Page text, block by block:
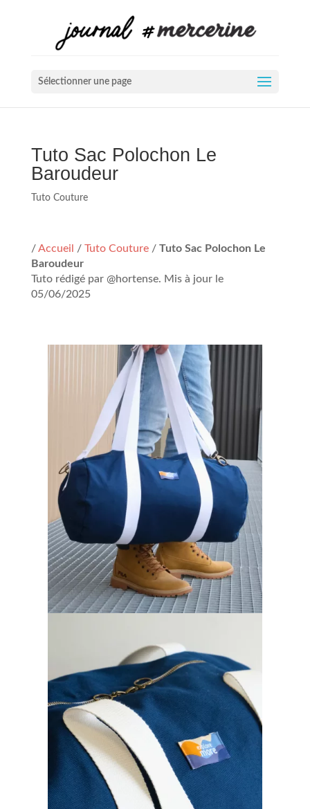
Sélectionner une page
Tuto Sac Polochon Le
Baroudeur
Tuto Couture
/Accueil / Tuto Couture/ Tuto Sac Polochon Le
Baroudeur
Tuto rédigé par @hortense. Mis à jour le
05/06/2025